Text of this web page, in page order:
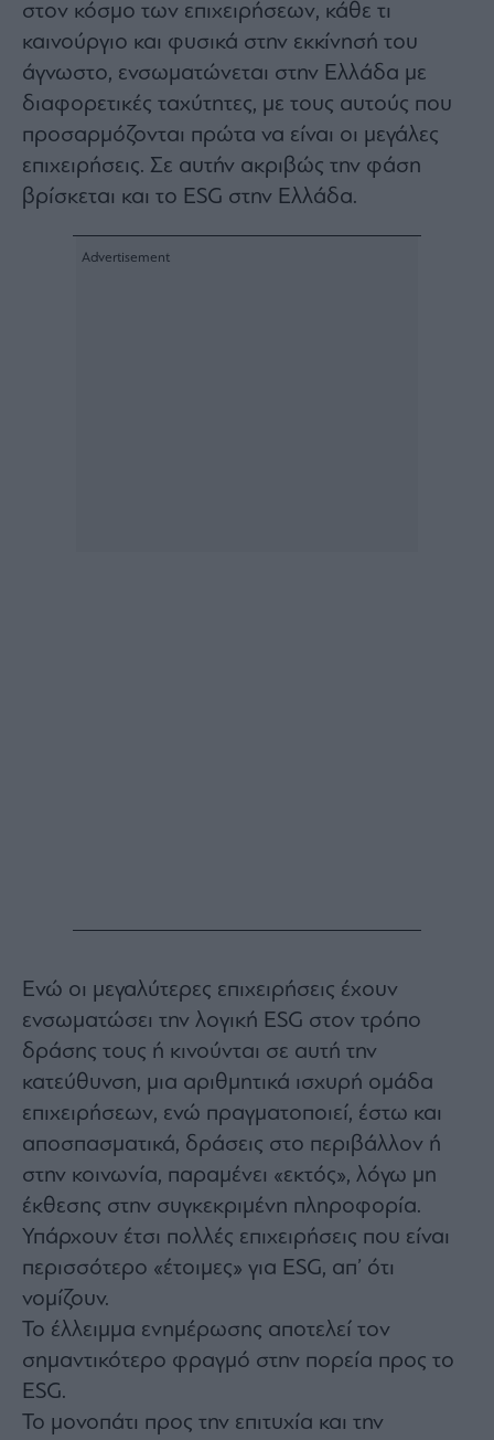
στον κόσμο των επιχειρήσεων, κάθε τι
καινούργιο και φυσικά στην εκκίνησή του
άγνωστο, ενσωματώνεται στην Ελλάδα με
διαφορετικές ταχύτητες, με τους αυτούς που
προσαρμόζονται πρώτα να είναι οι μεγάλες
επιχειρήσεις. Σε αυτήν ακριβώς την φάση
βρίσκεται και το ESG στην Ελλάδα.
Ενώ οι μεγαλύτερες επιχειρήσεις έχουν
ενσωματώσει την λογική ESG στον τρόπο
δράσης τους ή κινούνται σε αυτή την
κατεύθυνση, μια αριθμητικά ισχυρή ομάδα
επιχειρήσεων, ενώ πραγματοποιεί, έστω και
αποσπασματικά, δράσεις στο περιβάλλον ή
στην κοινωνία, παραμένει «εκτός», λόγω μη
έκθεσης στην συγκεκριμένη πληροφορία.
Υπάρχουν έτσι πολλές επιχειρήσεις που είναι
περισσότερο «έτοιμες» για ESG, απ’ ότι
νομίζουν.
Το έλλειμμα ενημέρωσης αποτελεί τον
σημαντικότερο φραγμό στην πορεία προς το
ESG.
Το μονοπάτι προς την επιτυχία και την